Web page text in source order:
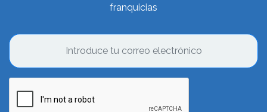
franquicias